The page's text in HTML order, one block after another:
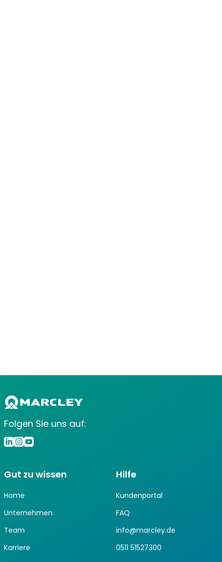
Folgen Sie uns auf:
Gut zu wissen
Home
Unternehmen
Team
Karriere
Hilfe
Kundenportal
FAQ
info@marcley.de
0511 51527300